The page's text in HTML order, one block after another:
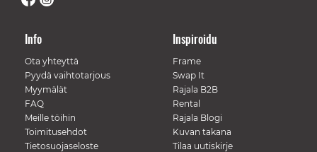
Info
Ota yhteyttä
Pyydä vaihtotarjous
Myymälät
FAQ
Meille töihin
Toimitusehdot
Tietosuojaseloste
Inspiroidu
Frame
Swap It
Rajala B2B
Rental
Rajala Blogi
Kuvan takana
Tilaa uutiskirje